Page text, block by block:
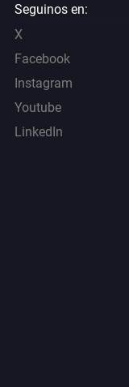
Seguinos en:
X
Facebook
Instagram
Youtube
LinkedIn